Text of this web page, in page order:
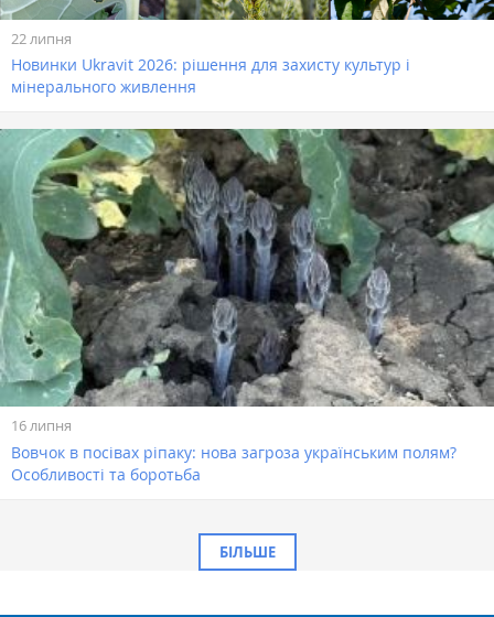
22 липня
Новинки Ukravit 2026: рішення для захисту культур і
мінерального живлення
16 липня
Вовчок в посівах ріпаку: нова загроза українським полям?
Особливості та боротьба
БІЛЬШЕ